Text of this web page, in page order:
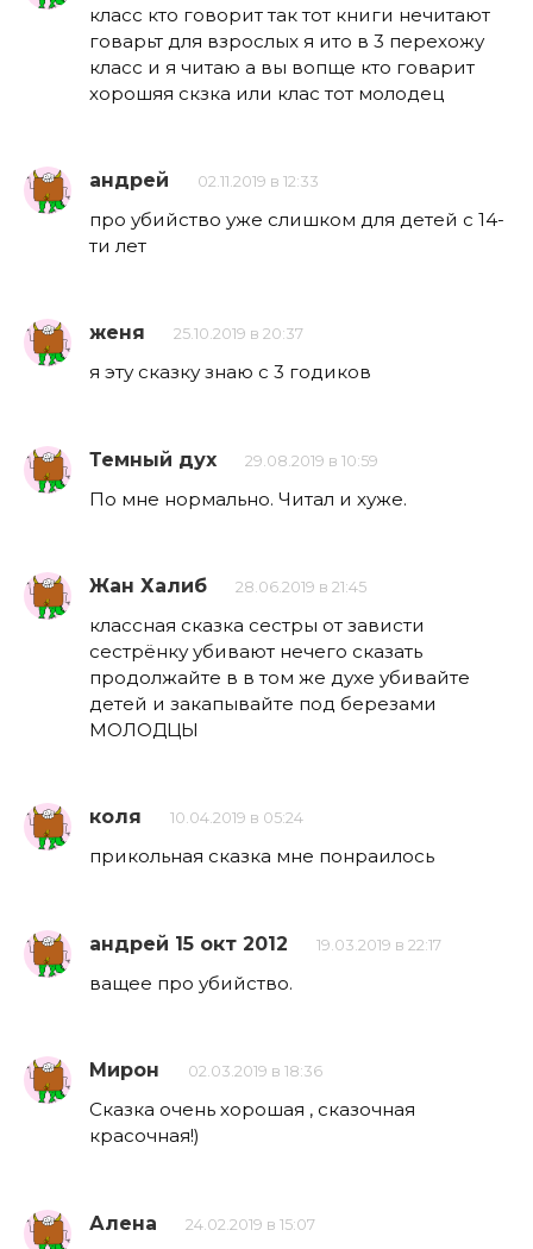
класс кто говорит так тот книги нечитают
говарьт для взрослых я ито в 3 перехожу
класс и я читаю а вы вопще кто говарит
хорошяя скзка или клас тот молодец
андрей 02.11.2019 в 12:33
про убийство уже слишком для детей с 14-
ти лет
женя 25.10.2019 в 20:37
я эту сказку знаю с 3 годиков
Темный дух 29.08.2019 в 10:59
По мне нормально. Читал и хуже.
Жан Халиб 28.06.2019 в 21:45
классная сказка сестры от зависти
сестрёнку убивают нечего сказать
продолжайте в в том же духе убивайте
детей и закапывайте под березами
МОЛОДЦЫ
коля 10.04.2019 в 05:24
прикольная сказка мне понраилось
андрей 15 окт 2012 19.03.2019 в 22:17
ващее про убийство.
Мирон 02.03.2019 в 18:36
Сказка очень хорошая , сказочная
красочная!)
Алена 24.02.2019 в 15:07